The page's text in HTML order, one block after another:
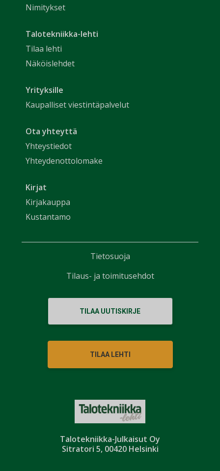
Talotekniikka-Julkaisut Oy
Sitratori 5, 00420 Helsinki
Nimitykset
Talotekniikka-lehti
Tilaa lehti
Näköislehdet
Yrityksille
Kaupalliset viestintäpalvelut
Ota yhteyttä
Yhteystiedot
Yhteydenottolomake
Kirjat
Kirjakauppa
Kustantamo
TILAA UUTISKIRJE
TILAA LEHTI
Tietosuoja
Tilaus- ja toimitusehdot